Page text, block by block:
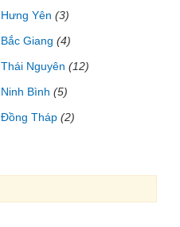
Hưng Yên (3)
Bắc Giang (4)
Thái Nguyên (12)
Ninh Bình (5)
Đồng Tháp (2)